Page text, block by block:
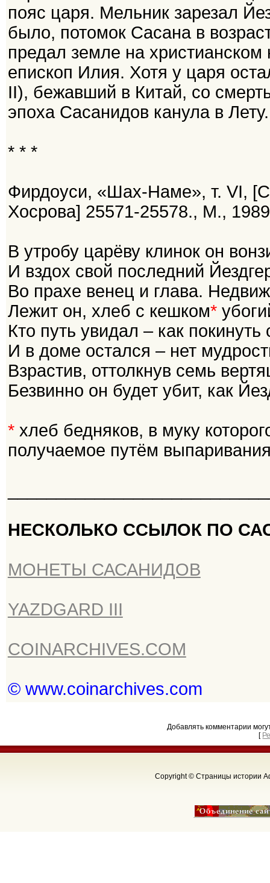
пояс царя. Мельник зарезал
было, потомок Сасана в
предал земле на
епископ Илия. Хотя у царя
II), бежавший в Китай, со
эпоха Сасанидов канула в Лету.
* * *
Фирдоуси, «Шах-Наме», т. VI,
Хосрова] 25571-25578., М.,
В утробу царёву клинок он
И вздох свой последний
Во прахе венец и глава.
Лежит он, хлеб с кешком*
Кто путь увидал – как
И в доме остался – нет
Взрастив, оттолкнув семь
Безвинно он будет убит, как
*хлеб бедняков, в муку
получаемое путём
НЕСКОЛЬКО ССЫЛОК ПО
МОНЕТЫ САСАНИДОВ
YAZDGARD III
COINARCHIVES.COM
© www.coinarchives.com
Добавлять комментарии
[
Copyright © Страницы истории